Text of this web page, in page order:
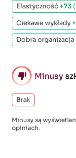
Elastyczność+73
Ciekawe wykłady
Dobra organizacja
Minusy
Brak
Minusy są
opiniach.